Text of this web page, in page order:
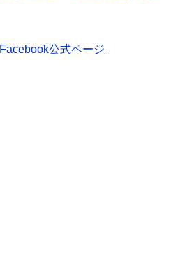
Facebook公式ページ